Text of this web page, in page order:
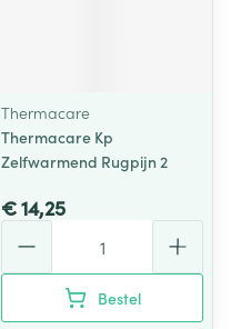
Thermacare
Thermacare Kp
Zelfwarmend Rugpijn 2
€ 14,25
Bestel